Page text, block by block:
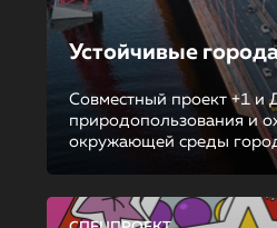
Устойчивые
Совместный проект +1 и
природопользования и
окружающей среды